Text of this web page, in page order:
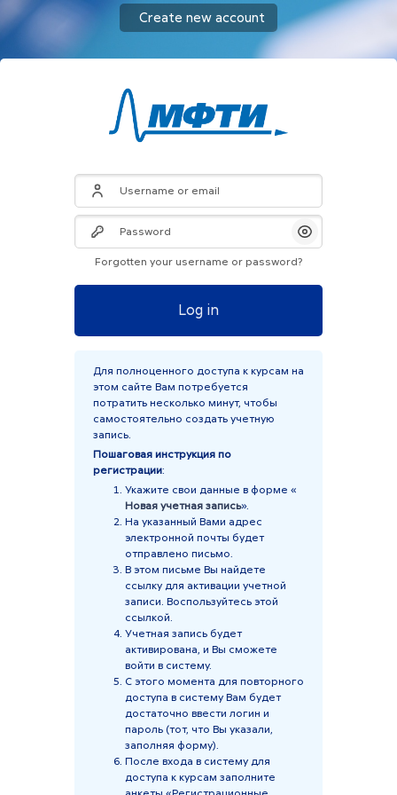
Skip to main content
Create new account
Skip to create new account
Username or email
Password
Show/Hide
Forgotten your username or password?
Log in
Для полноценного доступа к курсам на
этом сайте Вам потребуется
потратить несколько минут, чтобы
самостоятельно создать учетную
запись.
Пошаговая инструкция по
регистрации:
Укажите свои данные в форме «
Новая учетная запись».
На указанный Вами адрес
электронной почты будет
отправлено письмо.
В этом письме Вы найдете
ссылку для активации учетной
записи. Воспользуйтесь этой
ссылкой.
Учетная запись будет
активирована, и Вы сможете
войти в систему.
С этого момента для повторного
доступа в систему Вам будет
достаточно ввести логин и
пароль (тот, что Вы указали,
заполняя форму).
После входа в систему для
доступа к курсам заполните